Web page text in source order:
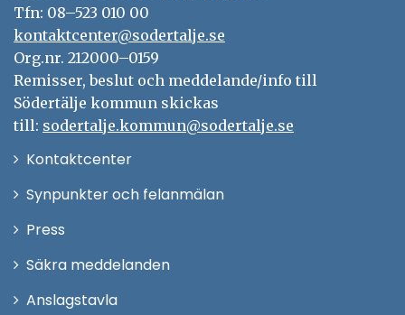
Tfn: 08–523 010 00
kontaktcenter@sodertalje.se
Org.nr. 212000–0159
Remisser, beslut och meddelande/info till
Södertälje kommun skickas
till: sodertalje.kommun@sodertalje.se
KontaktcenterÖppna
Synpunkter och felanmälan
Press
fönster
Säkra meddelanden
Anslagstavla